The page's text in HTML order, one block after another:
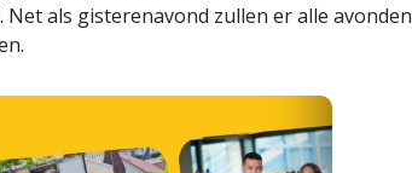
als gisterenavond zullen er alle avonden